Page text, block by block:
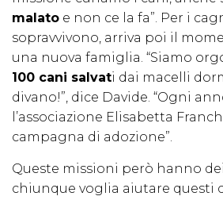
malato e non ce la fa”. Per i
sopravvivono, arriva poi il
una nuova famiglia. “Siamo
100 cani salvati dai macelli
divano!”, dice Davide. “Ogni
l’associazione Elisabetta
campagna di adozione”.
Queste missioni però hanno
chiunque voglia aiutare questi